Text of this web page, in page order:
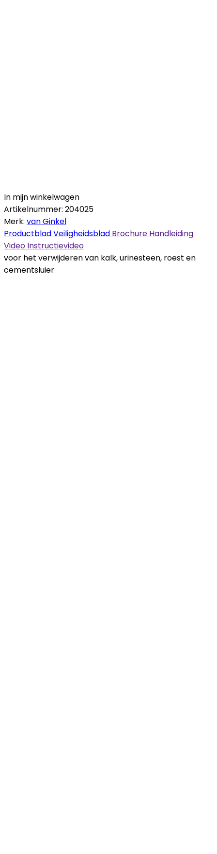
In mijn winkelwagen
Artikelnummer: 204025
Merk: van Ginkel
ProductbladVeiligheidsblad Brochure Handleiding
Video Instructievideo
voor het verwijderen van kalk, urinesteen, roest en
cementsluier